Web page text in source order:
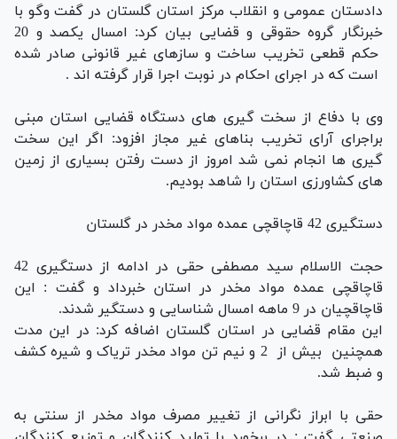
دادستان عمومی و انقلاب مرکز استان گلستان در گفت وگو با
خبرنگار گروه حقوقی و قضایی بیان کرد: امسال یکصد و 20
حکم قطعی تخریب ساخت و سازهای غیر قانونی صادر شده
است که در اجرای احکام در نوبت اجرا قرار گرفته اند .
وی با دفاع از سخت گیری های دستگاه قضایی استان مبنی
براجرای آرای تخریب بناهای غیر مجاز افزود: اگر این سخت
گیری ها انجام نمی شد امروز از دست رفتن بسیاری از زمین
های کشاورزی استان را شاهد بودیم.
دستگیری 42 قاچاقچی عمده مواد مخدر در گلستان
حجت الاسلام سید مصطفی حقی در ادامه از دستگیری 42
قاچاقچی عمده مواد مخدر در استان خبرداد و گفت : این
قاچاقچیان در 9 ماهه امسال شناسایی و دستگیر شدند.
این مقام قضایی در استان گلستان اضافه کرد: در این مدت
همچنین بیش از 2 و نیم تن مواد مخدر تریاک و شیره کشف
و ضبط شد.
حقی با ابراز نگرانی از تغییر مصرف مواد مخدر از سنتی به